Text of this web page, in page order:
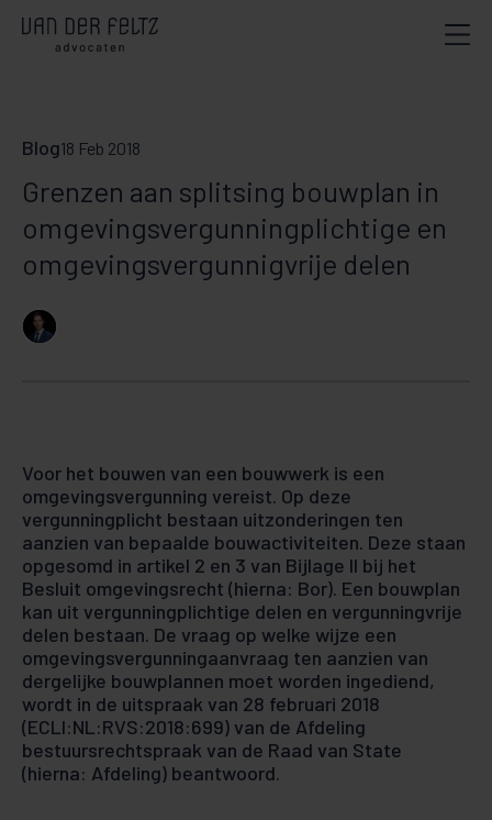
Blog18 Feb 2018
Grenzen aan splitsing bouwplan in
omgevingsvergunningplichtige en
omgevingsvergunnigvrije delen
Voor het bouwen van een bouwwerk is een
omgevingsvergunning vereist. Op deze
vergunningplicht bestaan uitzonderingen ten
aanzien van bepaalde bouwactiviteiten. Deze staan
opgesomd in artikel 2 en 3 van Bijlage II bij het
Besluit omgevingsrecht (hierna: Bor). Een bouwplan
kan uit vergunningplichtige delen en vergunningvrije
delen bestaan. De vraag op welke wijze een
omgevingsvergunningaanvraag ten aanzien van
dergelijke bouwplannen moet worden ingediend,
wordt in de uitspraak van 28 februari 2018
(ECLI:NL:RVS:2018:699) van de Afdeling
bestuursrechtspraak van de Raad van State
(hierna: Afdeling) beantwoord.